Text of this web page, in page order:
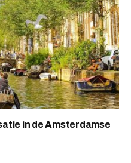
in de Amsterdamse